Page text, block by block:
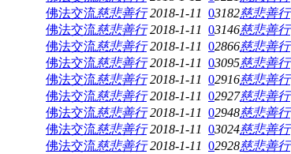
佛法交流慈悲善行 2018-1-11 03182慈悲善行
佛法交流慈悲善行 2018-1-11 03146慈悲善行
佛法交流慈悲善行 2018-1-11 02866慈悲善行
佛法交流慈悲善行 2018-1-11 03095慈悲善行
佛法交流慈悲善行 2018-1-11 02916慈悲善行
佛法交流慈悲善行 2018-1-11 02927慈悲善行
佛法交流慈悲善行 2018-1-11 02948慈悲善行
佛法交流慈悲善行 2018-1-11 03024慈悲善行
佛法交流慈悲善行 2018-1-11 02928慈悲善行